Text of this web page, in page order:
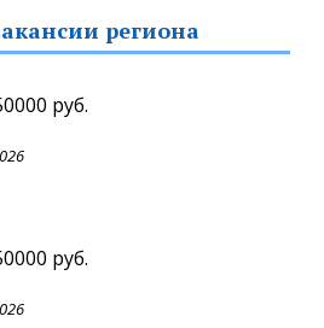
региона
руб.
руб.